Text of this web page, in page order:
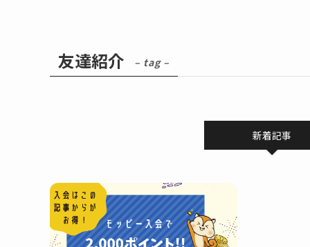
友達紹介 – tag –
新着記事